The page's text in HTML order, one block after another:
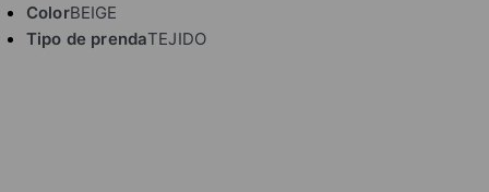
ColorBEIGE
Tipo de prendaTEJIDO